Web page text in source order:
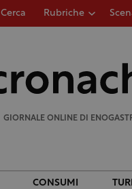
Cerca Rubriche
GIORNALE ONLINE DI
CONSUMI